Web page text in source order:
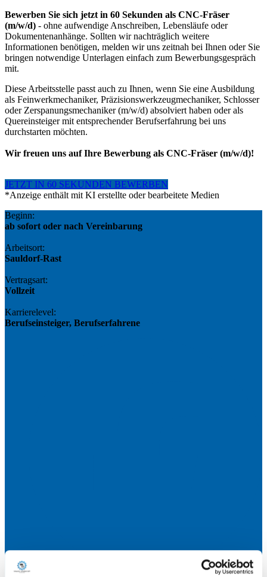
Bewerben Sie sich jetzt in 60 Sekunden als CNC-Fräser
(m/w/d) - ohne aufwendige Anschreiben, Lebensläufe oder
Dokumentenanhänge. Sollten wir nachträglich weitere
Informationen benötigen, melden wir uns zeitnah bei Ihnen oder Sie
bringen notwendige Unterlagen einfach zum Bewerbungsgespräch
mit.
Diese Arbeitsstelle passt auch zu Ihnen, wenn Sie eine Ausbildung
als Feinwerkmechaniker, Präzisionswerkzeugmechaniker, Schlosser
oder Zerspanungsmechaniker (m/w/d) absolviert haben oder als
Quereinsteiger mit entsprechender Berufserfahrung bei uns
durchstarten möchten.
Wir freuen uns auf Ihre Bewerbung als CNC-Fräser (m/w/d)!
JETZT IN 60 SEKUNDEN BEWERBEN
*Anzeige enthält mit KI erstellte oder bearbeitete Medien
Beginn:
ab sofort oder nach Vereinbarung
Arbeitsort:
Sauldorf-Rast
Vertragsart:
Vollzeit
Karrierelevel:
Berufseinsteiger, Berufserfahrene